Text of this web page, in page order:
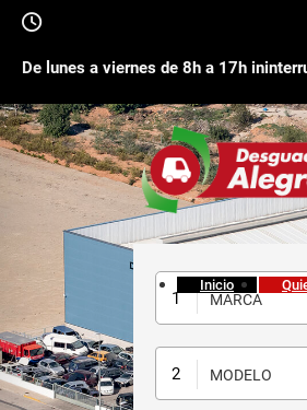
De lunes a viernes de 8h a 17h
Inicio
MARCA
MODELO